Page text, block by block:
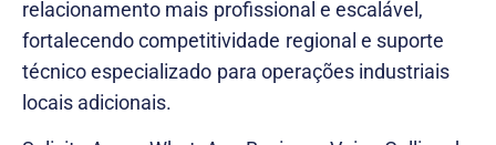
relacionamento mais profissional e escalável,
fortalecendo competitividade regional e suporte
técnico especializado para operações industriais
locais adicionais.